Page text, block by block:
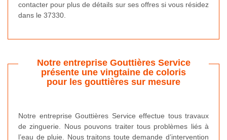
contacter pour plus de détails sur ses offres si vous résidez
dans le 37330.
Notre entreprise Gouttières Service
présente une vingtaine de coloris
pour les gouttières sur mesure
Notre entreprise Gouttières Service effectue tous travaux
de zinguerie. Nous pouvons traiter tous problèmes liés à
l’eau de pluie. Nous traitons toute demande d’intervention